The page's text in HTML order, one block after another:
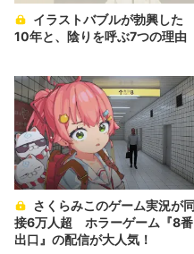
10年と、陰りを呼ぶ7つの理由
接6万人超 ホラーゲーム『8番
出口』の配信が大人気！